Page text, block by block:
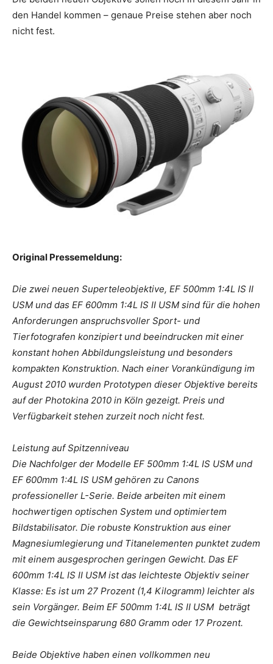
den Handel kommen – genaue Preise stehen aber noch
nicht fest.
Original Pressemeldung:
Die zwei neuen Superteleobjektive, EF 500mm 1:4L IS II
USM und das EF 600mm 1:4L IS II USM sind für die hohen
Anforderungen anspruchsvoller Sport- und
Tierfotografen konzipiert und beeindrucken mit einer
konstant hohen Abbildungsleistung und besonders
kompakten Konstruktion. Nach einer Vorankündigung im
August 2010 wurden Prototypen dieser Objektive bereits
auf der Photokina 2010 in Köln gezeigt. Preis und
Verfügbarkeit stehen zurzeit noch nicht fest.
Leistung auf Spitzenniveau
Die Nachfolger der Modelle EF 500mm 1:4L IS USM und
EF 600mm 1:4L IS USM gehören zu Canons
professioneller L-Serie. Beide arbeiten mit einem
hochwertigen optischen System und optimiertem
Bildstabilisator. Die robuste Konstruktion aus einer
Magnesiumlegierung und Titanelementen punktet zudem
mit einem ausgesprochen geringen Gewicht. Das EF
600mm 1:4L IS II USM ist das leichteste Objektiv seiner
Klasse: Es ist um 27 Prozent (1,4 Kilogramm) leichter als
sein Vorgänger. Beim EF 500mm 1:4L IS II USM beträgt
die Gewichtseinsparung 680 Gramm oder 17 Prozent.
Beide Objektive haben einen vollkommen neu